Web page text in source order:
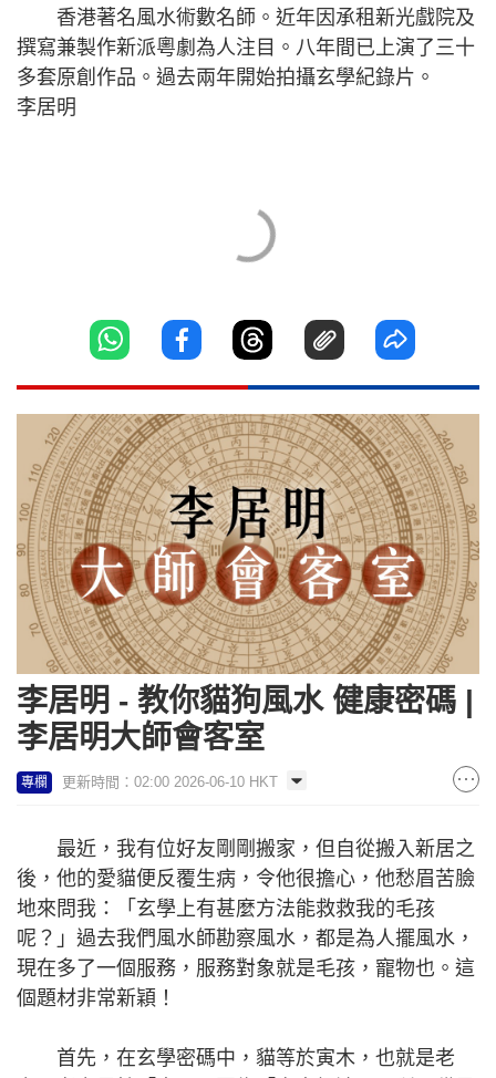
香港著名風水術數名師。近年因承租新光戲院及
撰寫兼製作新派粵劇為人注目。八年間已上演了三十
多套原創作品。過去兩年開始拍攝玄學紀錄片。
李居明
李居明 - 教你貓狗風水 健康密碼 |
李居明大師會客室
專欄 更新時間：02:00 2026-06-10 HKT
最近，我有位好友剛剛搬家，但自從搬入新居之
後，他的愛貓便反覆生病，令他很擔心，他愁眉苦臉
地來問我：「玄學上有甚麼方法能救救我的毛孩
呢？」過去我們風水師勘察風水，都是為人擺風水，
現在多了一個服務，服務對象就是毛孩，寵物也。這
個題材非常新穎！
首先，在玄學密碼中，貓等於寅木，也就是老